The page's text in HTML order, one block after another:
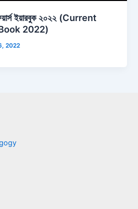
ইয়ারবুক ২০২২ (Current
2022)
2022